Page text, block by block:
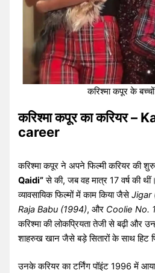
करिश्मा कपूर के
करिश्मा कपूर का करियर
career
करिश्मा कपूर ने अपने फिल्मी करियर की
Qaidi”से की, जब वह मात्र 17 वर्ष की
व्यावसायिक फिल्मों में काम किया जैसेJigar
Raja Babu (1994), और Coolie No.
करिश्मा की लोकप्रियता तेजी से बढ़ी और
शाहरुख खान जैसे बड़े सितारों के साथ हिट
उनके करियर का टर्निंग पॉइंट 1996 में